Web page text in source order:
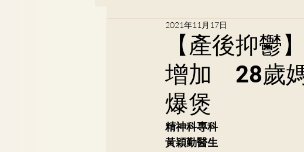
黃潔華醫生
吳健聰醫生 神經外科 黃秉
李崇義醫生
【產後抑鬱
增加 28歲
爆煲
2021年11月17日
精神科專科
黃穎勤醫生